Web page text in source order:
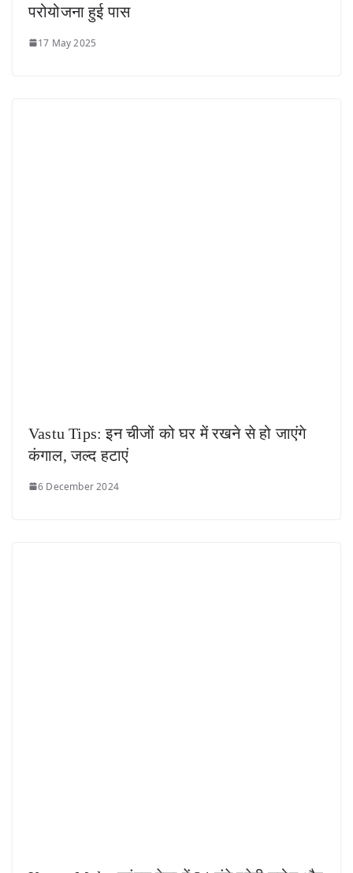
परोयोजना हुई पास
17 May 2025
Vastu Tips: इन चीजों को घर में रखने से हो जाएंगे
कंगाल, जल्द हटाएं
6 December 2024